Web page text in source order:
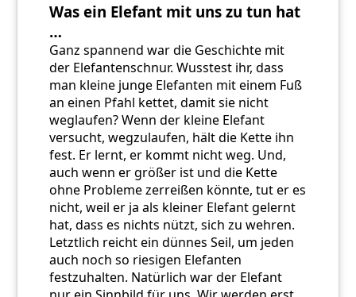
Was ein Elefant mit uns zu tun hat
…
Ganz spannend war die Geschichte mit
der Elefantenschnur. Wusstest ihr, dass
man kleine junge Elefanten mit einem Fuß
an einen Pfahl kettet, damit sie nicht
weglaufen? Wenn der kleine Elefant
versucht, wegzulaufen, hält die Kette ihn
fest. Er lernt, er kommt nicht weg. Und,
auch wenn er größer ist und die Kette
ohne Probleme zerreißen könnte, tut er es
nicht, weil er ja als kleiner Elefant gelernt
hat, dass es nichts nützt, sich zu wehren.
Letztlich reicht ein dünnes Seil, um jeden
auch noch so riesigen Elefanten
festzuhalten. Natürlich war der Elefant